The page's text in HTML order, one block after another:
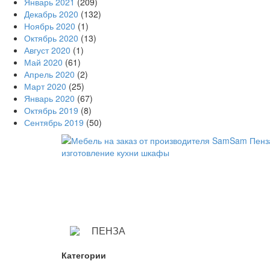
Декабрь 2020 (132)
Ноябрь 2020 (1)
Октябрь 2020 (13)
Август 2020 (1)
Май 2020 (61)
Апрель 2020 (2)
Март 2020 (25)
Январь 2020 (67)
Октябрь 2019 (8)
Сентябрь 2019 (50)
ПЕНЗА
Категории